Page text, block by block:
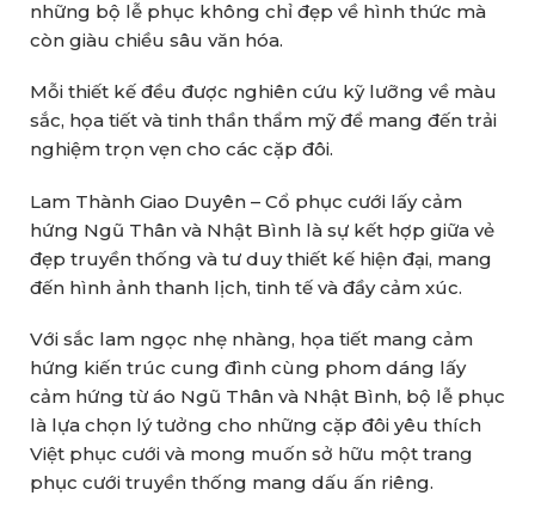
những bộ lễ phục không chỉ đẹp về hình thức mà
còn giàu chiều sâu văn hóa.
Mỗi thiết kế đều được nghiên cứu kỹ lưỡng về màu
sắc, họa tiết và tinh thần thẩm mỹ để mang đến trải
nghiệm trọn vẹn cho các cặp đôi.
Lam Thành Giao Duyên – Cổ phục cưới lấy cảm
hứng Ngũ Thân và Nhật Bình là sự kết hợp giữa vẻ
đẹp truyền thống và tư duy thiết kế hiện đại, mang
đến hình ảnh thanh lịch, tinh tế và đầy cảm xúc.
Với sắc lam ngọc nhẹ nhàng, họa tiết mang cảm
hứng kiến trúc cung đình cùng phom dáng lấy
cảm hứng từ áo Ngũ Thân và Nhật Bình, bộ lễ phục
là lựa chọn lý tưởng cho những cặp đôi yêu thích
Việt phục cưới và mong muốn sở hữu một trang
phục cưới truyền thống mang dấu ấn riêng.